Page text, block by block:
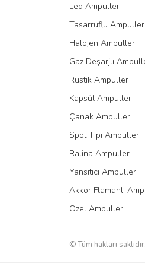
Ürün
Ürün fiyatı
Bu ürüne
Led Ampuller
Tasarruflu Ampuller
Halojen Ampuller
Gaz Deşarjlı
Rustik Ampuller
Kapsül Ampuller
Çanak Ampuller
Spot Tipi Ampuller
Ralina Ampuller
Yansıtıcı Ampuller
Akkor Flamanlı
Özel Ampuller
© Tüm hakları